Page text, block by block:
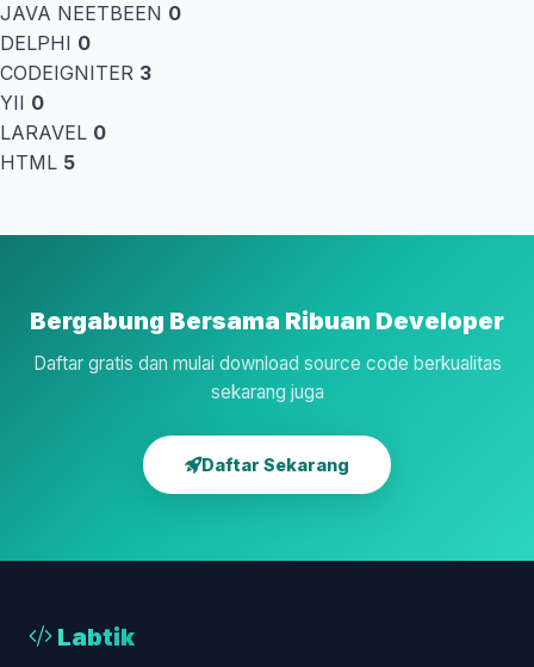
JAVA NEETBEEN 0
DELPHI 0
CODEIGNITER 3
YII 0
LARAVEL 0
HTML 5
Bergabung Bersama Ribuan Developer
Daftar gratis dan mulai download source code berkualitas
sekarang juga
Daftar Sekarang
Labtik